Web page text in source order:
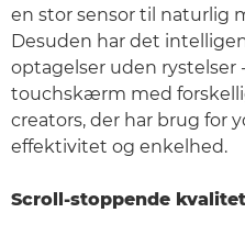
en stor sensor til naturlig
Desuden har det
optagelser uden
touchskærm med
creators, der har brug for
effektivitet og enkelhed.
Scroll-stoppende kvalitet